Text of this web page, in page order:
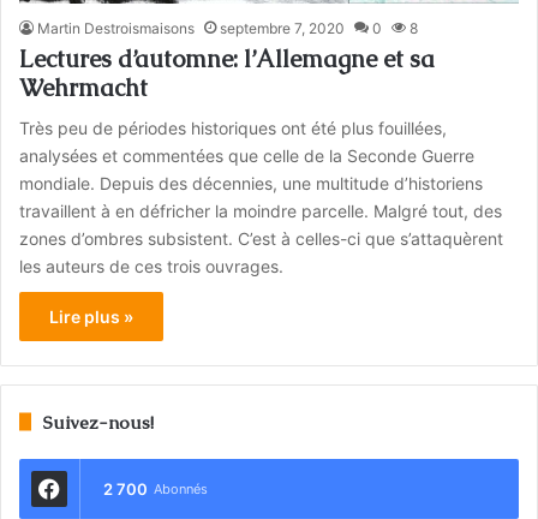
Martin Destroismaisons septembre 7, 2020 0 8
Lectures d’automne: l’Allemagne et sa
Wehrmacht
Très peu de périodes historiques ont été plus fouillées,
analysées et commentées que celle de la Seconde Guerre
mondiale. Depuis des décennies, une multitude d’historiens
travaillent à en défricher la moindre parcelle. Malgré tout, des
zones d’ombres subsistent. C’est à celles-ci que s’attaquèrent
les auteurs de ces trois ouvrages.
Lire plus »
Suivez-nous!
2 700 Abonnés